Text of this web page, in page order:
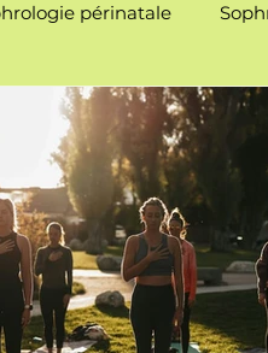
périnatale
enfants Sophrologie